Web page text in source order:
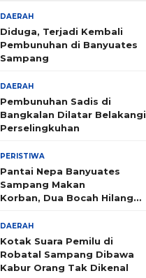
DAERAH
Diduga, Terjadi Kembali
Pembunuhan di Banyuates
Sampang
DAERAH
Pembunuhan Sadis di
Bangkalan Dilatar Belakangi
Perselingkuhan
PERISTIWA
Pantai Nepa Banyuates
Sampang Makan
Korban, Dua Bocah Hilang
DAERAH
Kotak Suara Pemilu di
Robatal Sampang Dibawa
Kabur Orang Tak Dikenal